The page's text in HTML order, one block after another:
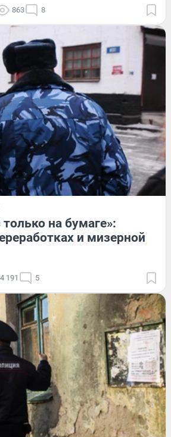
863 8
на бумаге»:
и мизерной
4 191 5